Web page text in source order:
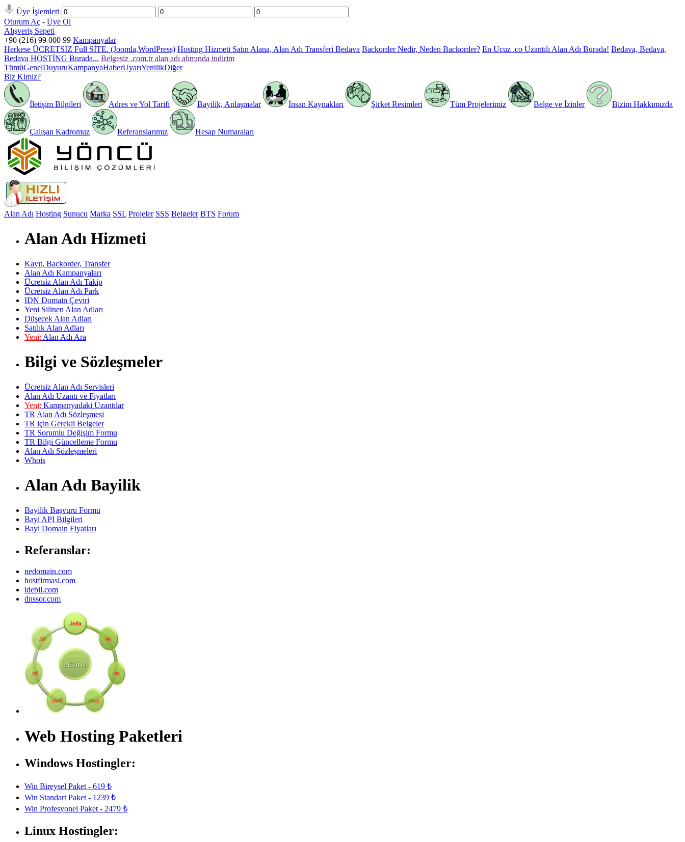
Üye İşlemleri
Oturum Aç - Üye Ol
Alışveriş Sepeti
+90 (216) 99 000 99 Kampanyalar
Herkese ÜCRETSİZ Full SİTE. (Joomla,WordPress) Hosting Hizmeti Satın Alana, Alan Adı Transferi Bedava Backorder Nedir, Neden Backorder? En Ucuz .co Uzantılı Alan Adı Burada! Bedava, Bedava,
Bedava HOSTİNG Burada... Belgesiz .com.tr alan adı alımında indirim
TümüGenelDuyuruKampanyaHaberUyarıYenilikDiğer
Biz Kimiz?
İletişim Bilgileri Adres ve Yol Tarifi Bayilik, Anlaşmalar İnsan Kaynakları Şirket Resimleri Tüm Projelerimiz Belge ve İzinler Bizim Hakkımızda
Çalışan Kadromuz Referanslarımız Hesap Numaraları
Alan Adı Hosting Sunucu Marka SSL Projeler SSS Belgeler BTS Forum
Alan Adı Hizmeti
Kayıt, Backorder, Transfer
Alan Adı Kampanyaları
Ücretsiz Alan Adı Takip
Ücretsiz Alan Adı Park
IDN Domain Çeviri
Yeni Silinen Alan Adları
Düşecek Alan Adları
Satılık Alan Adları
Yeni: Alan Adı Ara
Bilgi ve Sözleşmeler
Ücretsiz Alan Adı Servisleri
Alan Adı Uzantı ve Fiyatları
Yeni: Kampanyadaki Uzantılar
TR Alan Adı Sözleşmesi
TR için Gerekli Belgeler
TR Sorumlu Değişim Formu
TR Bilgi Güncelleme Formu
Alan Adı Sözleşmeleri
Whois
Alan Adı Bayilik
Bayilik Başvuru Formu
Bayi API Bilgileri
Bayi Domain Fiyatları
Referanslar:
nedomain.com
hostfirmasi.com
idebil.com
dnssor.com
Web Hosting Paketleri
Windows Hostingler:
Win Bireysel Paket - 619 ₺
Win Standart Paket - 1239 ₺
Win Profesyonel Paket - 2479 ₺
Linux Hostingler: